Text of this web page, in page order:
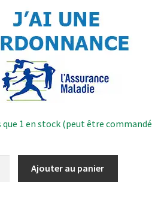
que 1 en stock (peut être
Ajouter au panier